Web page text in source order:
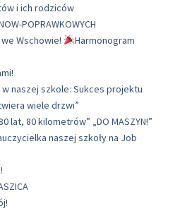
i ich rodziców
POPRAWKOWYCH
we Wschowie!
Harmonogram
naszej szkole: Sukces projektu
wiele drzwi”
lat, 80 kilometrów” „DO MASZYN!”
naszej szkoły na Job